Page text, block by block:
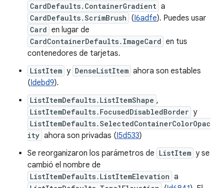
CardDefaults.ContainerGradient a
CardDefaults.ScrimBrush (I6adfe). Puedes usar
Card en lugar de
CardContainerDefaults.ImageCard en tus
contenedores de tarjetas.
ListItem y DenseListItem ahora son estables
(Idebd9).
ListItemDefaults.ListItemShape ,
ListItemDefaults.FocusedDisabledBorder y
ListItemDefaults.SelectedContainerColorOpac
ity ahora son privadas (I5d533)
Se reorganizaron los parámetros de ListItem y se
cambió el nombre de
ListItemDefaults.ListItemElevation a